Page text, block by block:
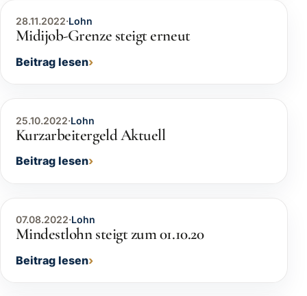
28.11.2022·Lohn
Midijob-Grenze steigt erneut
Beitrag lesen
25.10.2022·Lohn
Kurzarbeitergeld Aktuell
Beitrag lesen
07.08.2022·Lohn
Mindestlohn steigt zum 01.10.20
Beitrag lesen